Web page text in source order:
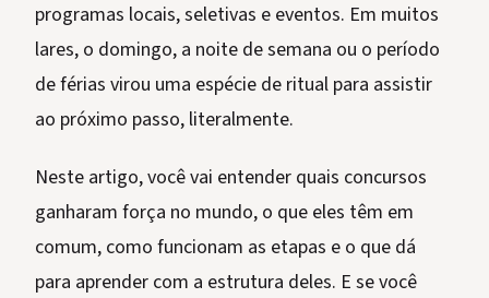
programas locais, seletivas e eventos. Em muitos
lares, o domingo, a noite de semana ou o período
de férias virou uma espécie de ritual para assistir
ao próximo passo, literalmente.
Neste artigo, você vai entender quais concursos
ganharam força no mundo, o que eles têm em
comum, como funcionam as etapas e o que dá
para aprender com a estrutura deles. E se você